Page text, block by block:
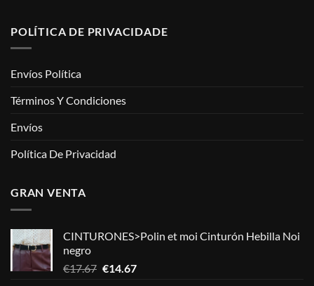
POLÍTICA DE PRIVACIDADE
Envíos Política
Términos Y Condiciones
Envíos
Política De Privacidad
GRAN VENTA
CINTURONES>Polin et moi Cinturón Hebilla Noi
negro
€17.67 El
€14.67El